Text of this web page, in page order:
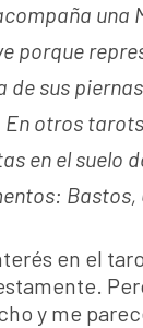
una
porque
de sus
otros
en el suelo
Bastos,
en el
y me